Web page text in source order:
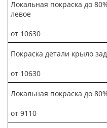
Локальная покраска до
левое
от 10630
Покраска детали крыло
от 10630
Локальная покраска до
от 9110